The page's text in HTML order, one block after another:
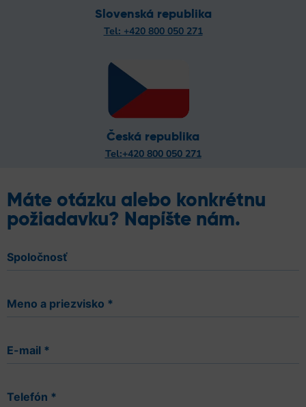
Slovenská republika
Tel: +420 800 050 271
Česká republika
Tel:+420 800 050 271
Máte otázku alebo konkrétnu
požiadavku? Napíšte nám.
Spoločnosť
Meno a priezvisko *
E-mail *
Telefón *